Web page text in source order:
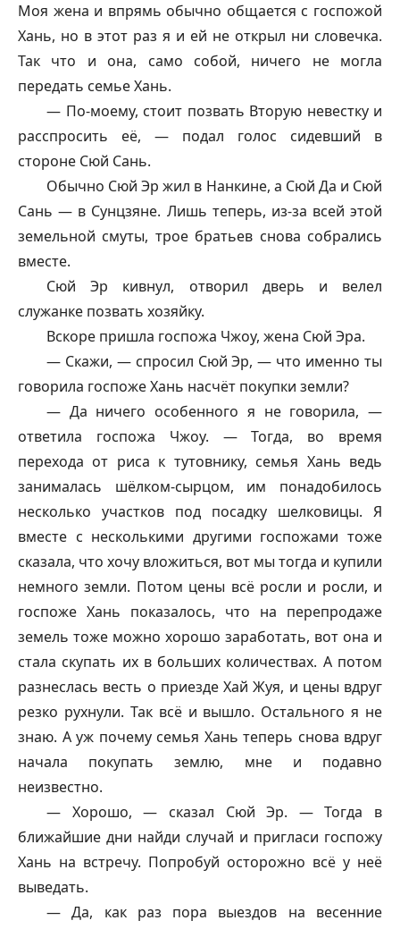
Моя жена и впрямь обычно общается с госпожой
Хань, но в этот раз я и ей не открыл ни словечка.
Так что и она, само собой, ничего не могла
передать семье Хань.
— По-моему, стоит позвать Вторую невестку и
расспросить её, — подал голос сидевший в
стороне Сюй Сань.
Обычно Сюй Эр жил в Нанкине, а Сюй Да и Сюй
Сань — в Сунцзяне. Лишь теперь, из-за всей этой
земельной смуты, трое братьев снова собрались
вместе.
Сюй Эр кивнул, отворил дверь и велел
служанке позвать хозяйку.
Вскоре пришла госпожа Чжоу, жена Сюй Эра.
— Скажи, — спросил Сюй Эр, — что именно ты
говорила госпоже Хань насчёт покупки земли?
— Да ничего особенного я не говорила, —
ответила госпожа Чжоу. — Тогда, во время
перехода от риса к тутовнику, семья Хань ведь
занималась шёлком-сырцом, им понадобилось
несколько участков под посадку шелковицы. Я
вместе с несколькими другими госпожами тоже
сказала, что хочу вложиться, вот мы тогда и купили
немного земли. Потом цены всё росли и росли, и
госпоже Хань показалось, что на перепродаже
земель тоже можно хорошо заработать, вот она и
стала скупать их в больших количествах. А потом
разнеслась весть о приезде Хай Жуя, и цены вдруг
резко рухнули. Так всё и вышло. Остального я не
знаю. А уж почему семья Хань теперь снова вдруг
начала покупать землю, мне и подавно
неизвестно.
— Хорошо, — сказал Сюй Эр. — Тогда в
ближайшие дни найди случай и пригласи госпожу
Хань на встречу. Попробуй осторожно всё у неё
выведать.
— Да, как раз пора выездов на весенние